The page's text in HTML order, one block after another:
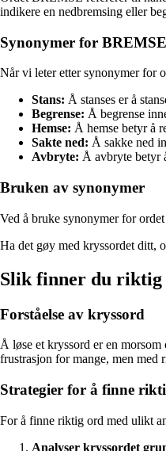
indikere en nedbremsing eller
Synonymer for BREMSE
Når vi leter etter synonymer for
Stans: Å stanses er å
Begrense: Å begrense
Hemse: Å hemse betyr å
Sakte ned: Å sakke ned
Avbryte: Å avbryte betyr
Bruken av synonymer
Ved å bruke synonymer for
Ha det gøy med kryssordet ditt,
Slik finner du riktig
Forståelse av kryssord
Å løse et kryssord er en
frustrasjon for mange, men
Strategier for å finne
For å finne riktig ord med ulikt
Analyser kryssordet